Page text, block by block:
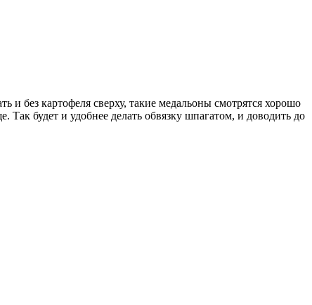
и без картофеля сверху, такие медальоны смотрятся хорошо
Так будет и удобнее делать обвязку шпагатом, и доводить до